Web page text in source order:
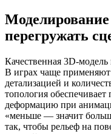
перегружать
Качественная 3D-
В играх чаще
детализацией и
топология
деформацию при
«меньше — значит
так, чтобы рельеф на